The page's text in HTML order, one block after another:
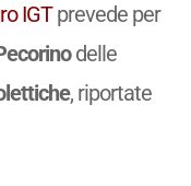
IGTprevede per
delle
, riportate